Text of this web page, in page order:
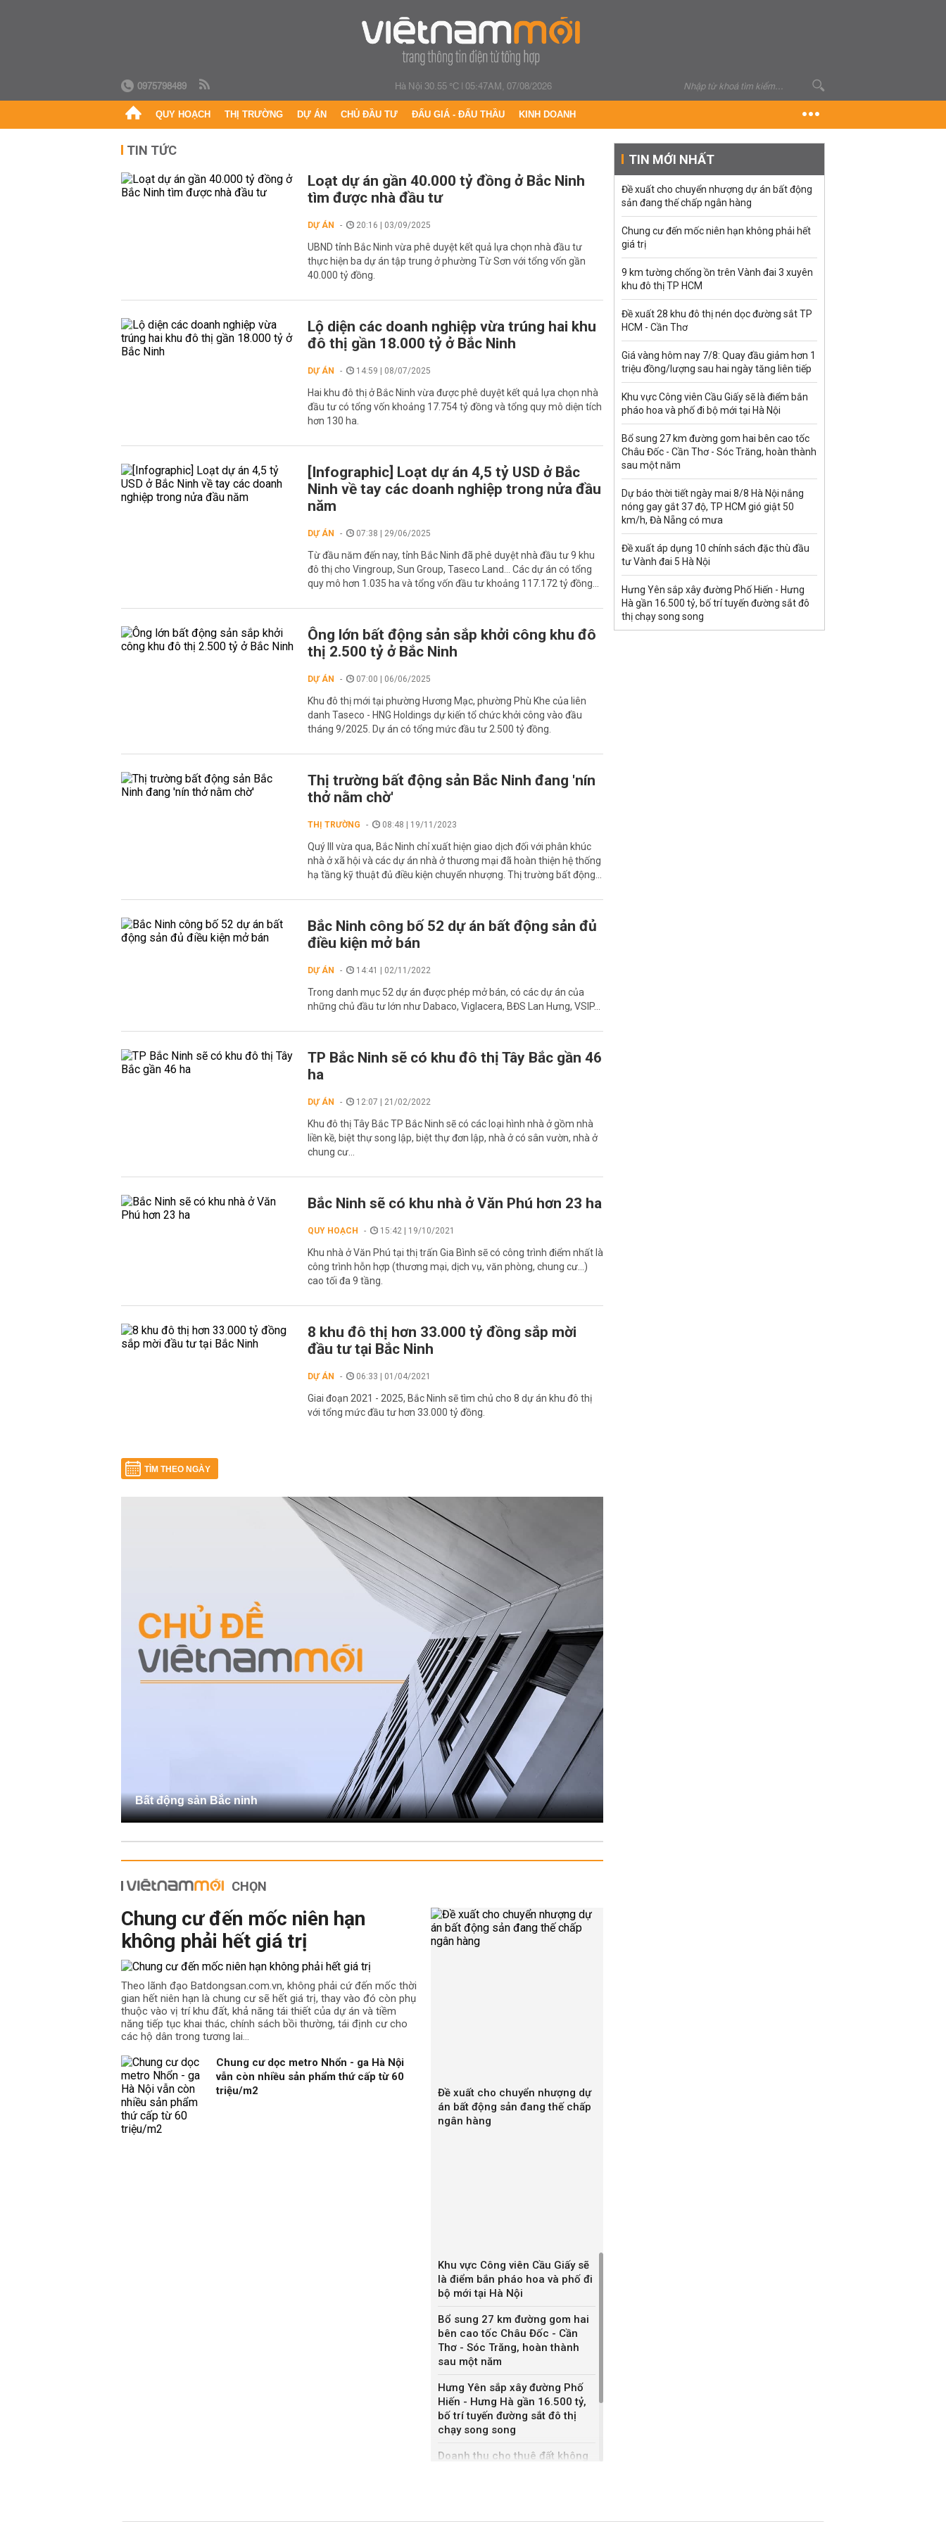
0975798489 Hà Nội 30.55 °C|05:47AM, 07/08/2026
QUY HOẠCH THỊ TRƯỜNG DỰ ÁN CHỦ ĐẦU TƯ ĐẤU GIÁ - ĐẤU THẦU KINH DOANH
TIN TỨC
Loạt dự án gần 40.000 tỷ đồng ở Bắc Ninh
tìm được nhà đầu tư
DỰ ÁN 20:16 | 03/09/2025
UBND tỉnh Bắc Ninh vừa phê duyệt kết quả lựa chọn nhà đầu tư
thực hiện ba dự án tập trung ở phường Từ Sơn với tổng vốn gần
40.000 tỷ đồng.
Lộ diện các doanh nghiệp vừa trúng hai khu
đô thị gần 18.000 tỷ ở Bắc Ninh
DỰ ÁN 14:59 | 08/07/2025
Hai khu đô thị ở Bắc Ninh vừa được phê duyệt kết quả lựa chọn nhà
đầu tư có tổng vốn khoảng 17.754 tỷ đồng và tổng quy mô diện tích
hơn 130 ha.
[Infographic] Loạt dự án 4,5 tỷ USD ở Bắc
Ninh về tay các doanh nghiệp trong nửa đầu
năm
DỰ ÁN 07:38 | 29/06/2025
Từ đầu năm đến nay, tỉnh Bắc Ninh đã phê duyệt nhà đầu tư 9 khu
đô thị cho Vingroup, Sun Group, Taseco Land... Các dự án có tổng
quy mô hơn 1.035 ha và tổng vốn đầu tư khoảng 117.172 tỷ đồng...
Ông lớn bất động sản sắp khởi công khu đô
thị 2.500 tỷ ở Bắc Ninh
DỰ ÁN 07:00 | 06/06/2025
Khu đô thị mới tại phường Hương Mạc, phường Phù Khe của liên
danh Taseco - HNG Holdings dự kiến tổ chức khởi công vào đầu
tháng 9/2025. Dự án có tổng mức đầu tư 2.500 tỷ đồng.
Thị trường bất động sản Bắc Ninh đang 'nín
thở nằm chờ'
THỊ TRƯỜNG 08:48 | 19/11/2023
Quý III vừa qua, Bắc Ninh chỉ xuất hiện giao dịch đối với phân khúc
nhà ở xã hội và các dự án nhà ở thương mại đã hoàn thiện hệ thống
hạ tầng kỹ thuật đủ điều kiện chuyển nhượng. Thị trường bất động...
Bắc Ninh công bố 52 dự án bất động sản đủ
điều kiện mở bán
DỰ ÁN 14:41 | 02/11/2022
Trong danh mục 52 dự án được phép mở bán, có các dự án của
những chủ đầu tư lớn như Dabaco, Viglacera, BĐS Lan Hưng, VSIP...
TP Bắc Ninh sẽ có khu đô thị Tây Bắc gần 46
ha
DỰ ÁN 12:07 | 21/02/2022
Khu đô thị Tây Bắc TP Bắc Ninh sẽ có các loại hình nhà ở gồm nhà
liền kề, biệt thự song lập, biệt thự đơn lập, nhà ở có sân vườn, nhà ở
chung cư...
Bắc Ninh sẽ có khu nhà ở Văn Phú hơn 23 ha
QUY HOẠCH 15:42 | 19/10/2021
Khu nhà ở Văn Phú tại thị trấn Gia Bình sẽ có công trình điểm nhất là
công trình hỗn hợp (thương mại, dịch vụ, văn phòng, chung cư...)
cao tối đa 9 tầng.
8 khu đô thị hơn 33.000 tỷ đồng sắp mời
đầu tư tại Bắc Ninh
DỰ ÁN 06:33 | 01/04/2021
Giai đoạn 2021 - 2025, Bắc Ninh sẽ tìm chủ cho 8 dự án khu đô thị
với tổng mức đầu tư hơn 33.000 tỷ đồng.
TÌM THEO NGÀY
Bất động sản Bắc ninh
CHỌN
Chung cư đến mốc niên hạn
không phải hết giá trị
Theo lãnh đạo Batdongsan.com.vn, không phải cứ đến mốc thời
gian hết niên hạn là chung cư sẽ hết giá trị, thay vào đó còn phụ
thuộc vào vị trí khu đất, khả năng tái thiết của dự án và tiềm
năng tiếp tục khai thác, chính sách bồi thường, tái định cư cho
các hộ dân trong tương lai…
Chung cư dọc metro Nhổn - ga Hà Nội
vẫn còn nhiều sản phẩm thứ cấp từ 60
triệu/m2
Đề xuất cho chuyển nhượng dự
án bất động sản đang thế chấp
ngân hàng
Khu vực Công viên Cầu Giấy sẽ
là điểm bắn pháo hoa và phố đi
bộ mới tại Hà Nội
Bổ sung 27 km đường gom hai
bên cao tốc Châu Đốc - Cần
Thơ - Sóc Trăng, hoàn thành
sau một năm
Hưng Yên sắp xây đường Phố
Hiến - Hưng Hà gần 16.500 tỷ,
bố trí tuyến đường sắt đô thị
chạy song song
Doanh thu cho thuê đất không
TIN MỚI NHẤT
Đề xuất cho chuyển nhượng dự án bất động
sản đang thế chấp ngân hàng
Chung cư đến mốc niên hạn không phải hết
giá trị
9 km tường chống ồn trên Vành đai 3 xuyên
khu đô thị TP HCM
Đề xuất 28 khu đô thị nén dọc đường sắt TP
HCM - Cần Thơ
Giá vàng hôm nay 7/8: Quay đầu giảm hơn 1
triệu đồng/lượng sau hai ngày tăng liên tiếp
Khu vực Công viên Cầu Giấy sẽ là điểm bắn
pháo hoa và phố đi bộ mới tại Hà Nội
Bổ sung 27 km đường gom hai bên cao tốc
Châu Đốc - Cần Thơ - Sóc Trăng, hoàn thành
sau một năm
Dự báo thời tiết ngày mai 8/8 Hà Nội nắng
nóng gay gắt 37 độ, TP HCM gió giật 50
km/h, Đà Nẵng có mưa
Đề xuất áp dụng 10 chính sách đặc thù đầu
tư Vành đai 5 Hà Nội
Hưng Yên sắp xây đường Phố Hiến - Hưng
Hà gần 16.500 tỷ, bố trí tuyến đường sắt đô
thị chạy song song